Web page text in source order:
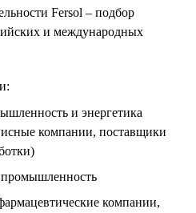
Fersol – подбор
и международных
и энергетика
компании, поставщики
компании,